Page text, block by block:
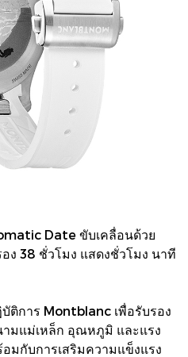
Date ขับเคลื่อนด้วย
ง 38 ชั่วโมง แสดงชั่วโมง นาที
ติการ Montblanc เพื่อรับรอง
มแม่เหล็ก อุณหภูมิ และแรง
มกับการเสริมความแข็งแรง